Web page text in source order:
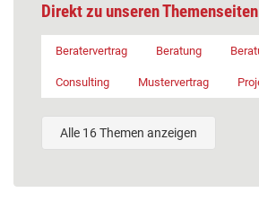
Direkt zu unseren Themenseiten
Beratervertrag Beratung
Consulting Mustervertrag
Alle 16 Themen anzeigen